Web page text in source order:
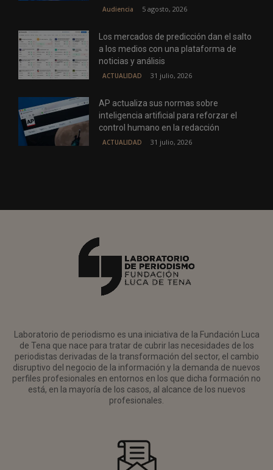
Audiencia 5 agosto, 2026
Los mercados de predicción dan el salto
a los medios con una plataforma de
noticias y análisis
ACTUALIDAD 31 julio, 2026
AP actualiza sus normas sobre
inteligencia artificial para reforzar el
control humano en la redacción
ACTUALIDAD 31 julio, 2026
Laboratorio de periodismo es una iniciativa de la Fundación Luca
de Tena que nace para tratar de cubrir las necesidades de los
periodistas derivadas de la transformación del sector, el cambio
disruptivo del negocio de la información y la demanda de nuevos
perfiles profesionales en entornos en los que dicha formación no
está, en la mayoría de los casos, al alcance de los nuevos
profesionales.